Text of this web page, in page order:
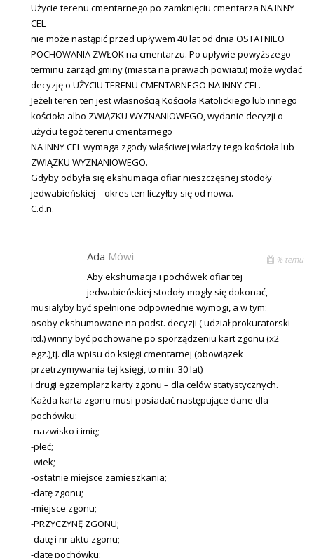
Użycie terenu cmentarnego po zamknięciu cmentarza NA INNY
CEL
nie może nastąpić przed upływem 40 lat od dnia OSTATNIEO
POCHOWANIA ZWŁOK na cmentarzu. Po upływie powyższego
terminu zarząd gminy (miasta na prawach powiatu) może wydać
decyzję o UŻYCIU TERENU CMENTARNEGO NA INNY CEL.
Jeżeli teren ten jest własnością Kościoła Katolickiego lub innego
kościoła albo ZWIĄZKU WYZNANIOWEGO, wydanie decyzji o
użyciu tegoż terenu cmentarnego
NA INNY CEL wymaga zgody właściwej władzy tego kościoła lub
ZWIĄZKU WYZNANIOWEGO.
Gdyby odbyła się ekshumacja ofiar nieszczęsnej stodoły
jedwabieńskiej – okres ten liczyłby się od nowa.
C.d.n.
Ada Mówi % temu
Aby ekshumacja i pochówek ofiar tej
jedwabieńskiej stodoły mogły się dokonać,
musiałyby być spełnione odpowiednie wymogi, a w tym:
osoby ekshumowane na podst. decyzji ( udział prokuratorski
itd.) winny być pochowane po sporządzeniu kart zgonu (x2
egz.),tj. dla wpisu do księgi cmentarnej (obowiązek
przetrzymywania tej księgi, to min. 30 lat)
i drugi egzemplarz karty zgonu – dla celów statystycznych.
Każda karta zgonu musi posiadać następujące dane dla
pochówku:
-nazwisko i imię;
-płeć;
-wiek;
-ostatnie miejsce zamieszkania;
-datę zgonu;
-miejsce zgonu;
-PRZYCZYNĘ ZGONU;
-datę i nr aktu zgonu;
-datę pochówku;